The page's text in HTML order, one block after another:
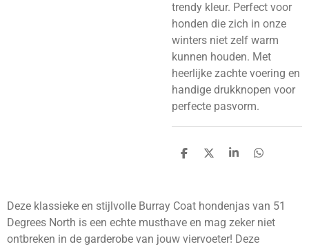
trendy kleur. Perfect voor
honden die zich in onze
winters niet zelf warm
kunnen houden. Met
heerlijke zachte voering en
handige drukknopen voor
perfecte pasvorm.
D
n
D
S
e
D
n
Deze klassieke en stijlvolle Burray Coat hondenjas van 51
Degrees North is een echte musthave en mag zeker niet
ontbreken in de garderobe van jouw viervoeter! Deze